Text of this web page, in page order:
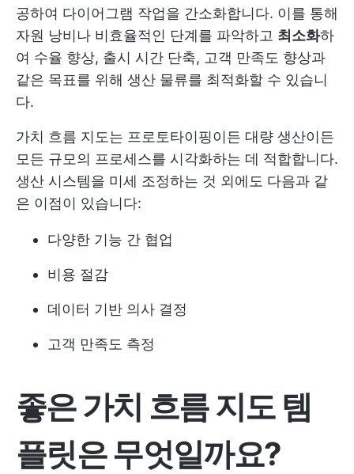
공하여 다이어그램 작업을 간소화합니다. 이를 통해
자원 낭비나 비효율적인 단계를 파악하고 최소화하
여 수율 향상, 출시 시간 단축, 고객 만족도 향상과
같은 목표를 위해 생산 물류를 최적화할 수 있습니
다.
가치 흐름 지도는 프로토타이핑이든 대량 생산이든
모든 규모의 프로세스를 시각화하는 데 적합합니다.
생산 시스템을 미세 조정하는 것 외에도 다음과 같
은 이점이 있습니다:
다양한 기능 간 협업
비용 절감
데이터 기반 의사 결정
고객 만족도 측정
좋은 가치 흐름 지도 템
플릿은 무엇일까요?